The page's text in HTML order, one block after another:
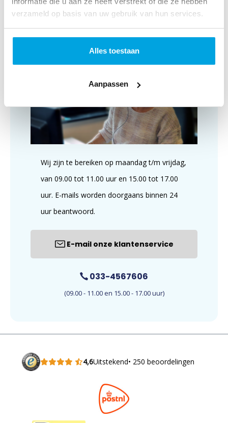
verzameld op basis van uw gebruik van hun services.
Alles toestaan
Aanpassen
Klantenservice
Wij zijn te bereiken op maandag t/m vrijdag,
van 09.00 tot 11.00 uur en 15.00 tot 17.00
uur. E-mails worden doorgaans binnen 24
uur beantwoord.
E-mail onze klantenservice
033-4567606
(09.00 - 11.00 en 15.00 - 17.00 uur)
4,6Uitstekend• 250 beoordelingen